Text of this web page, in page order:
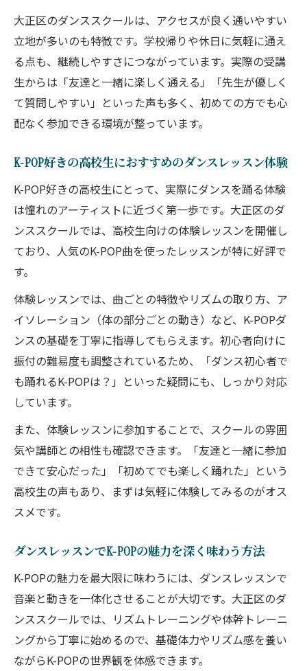
大正区のダンススクールは、アクセスが良く通いやすい
立地が多いのも特徴です。学校帰りや休日に気軽に通え
る点も、継続しやすさにつながっています。実際の受講
生からは「友達と一緒に楽しく通える」「先生が優しく
て質問しやすい」といった声も多く、初めての方でも心
配なく参加できる環境が整っています。
K-POP好きの高校生におすすめのダンスレッスン体験
K-POP好きの高校生にとって、実際にダンスを踊る体験
は憧れのアーティストに近づく第一歩です。大正区のダ
ンススクールでは、高校生向けの体験レッスンを開催し
ており、人気のK-POP曲を使ったレッスンが特に好評で
す。
体験レッスンでは、曲ごとの特徴やリズムの取り方、ア
イソレーション（体の部分ごとの動き）など、K-POPダ
ンスの基礎を丁寧に指導してもらえます。初心者向けに
振付の難易度も調整されているため、「ダンス初心者で
も踊れるK-POPは？」といった疑問にも、しっかり対応
しています。
また、体験レッスンに参加することで、スクールの雰囲
気や講師との相性も確認できます。「友達と一緒に参加
できて安心だった」「初めてでも楽しく踊れた」という
高校生の声もあり、まずは気軽に体験してみるのがオス
スメです。
ダンスレッスンでK-POPの魅力を深く味わう方法
K-POPの魅力を最大限に味わうには、ダンスレッスンで
音楽と動きを一体化させることが大切です。大正区のダ
ンススクールでは、リズムトレーニングや体幹トレーニ
ングから丁寧に始めるので、基礎体力やリズム感を養い
ながらK-POPの世界観を体感できます。